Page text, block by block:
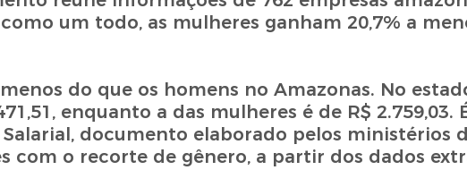
um todo, as mulheres ganham 20,7% a
do que os homens no Amazonas. No
enquanto a das mulheres é de R$ 2.759,03.
documento elaborado pelos ministérios
com o recorte de gênero, a partir dos dados